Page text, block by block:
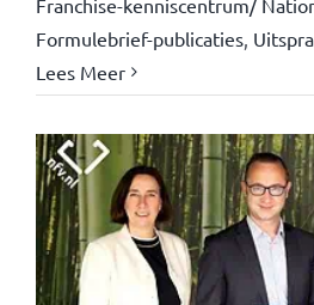
Formulebrief-publicaties,
Lees Meer